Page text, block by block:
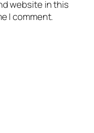
website in this
I comment.